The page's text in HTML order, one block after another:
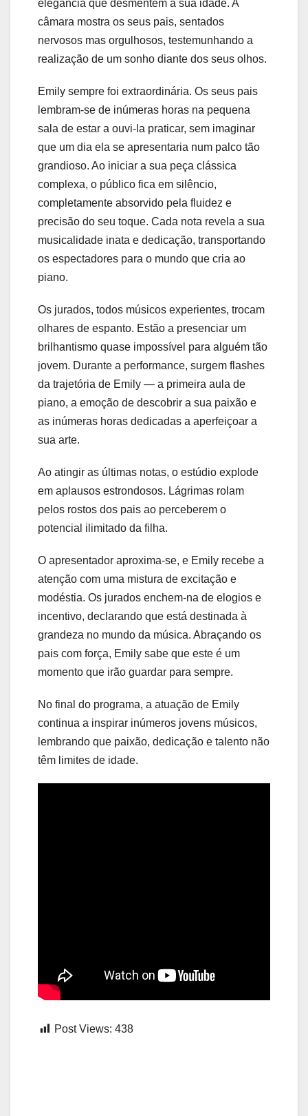
elegância que desmentem a sua idade. A
câmara mostra os seus pais, sentados
nervosos mas orgulhosos, testemunhando a
realização de um sonho diante dos seus olhos.
Emily sempre foi extraordinária. Os seus pais
lembram-se de inúmeras horas na pequena
sala de estar a ouvi-la praticar, sem imaginar
que um dia ela se apresentaria num palco tão
grandioso. Ao iniciar a sua peça clássica
complexa, o público fica em silêncio,
completamente absorvido pela fluidez e
precisão do seu toque. Cada nota revela a sua
musicalidade inata e dedicação, transportando
os espectadores para o mundo que cria ao
piano.
Os jurados, todos músicos experientes, trocam
olhares de espanto. Estão a presenciar um
brilhantismo quase impossível para alguém tão
jovem. Durante a performance, surgem flashes
da trajetória de Emily — a primeira aula de
piano, a emoção de descobrir a sua paixão e
as inúmeras horas dedicadas a aperfeiçoar a
sua arte.
Ao atingir as últimas notas, o estúdio explode
em aplausos estrondosos. Lágrimas rolam
pelos rostos dos pais ao perceberem o
potencial ilimitado da filha.
O apresentador aproxima-se, e Emily recebe a
atenção com uma mistura de excitação e
modéstia. Os jurados enchem-na de elogios e
incentivo, declarando que está destinada à
grandeza no mundo da música. Abraçando os
pais com força, Emily sabe que este é um
momento que irão guardar para sempre.
No final do programa, a atuação de Emily
continua a inspirar inúmeros jovens músicos,
lembrando que paixão, dedicação e talento não
têm limites de idade.
Post Views: 438